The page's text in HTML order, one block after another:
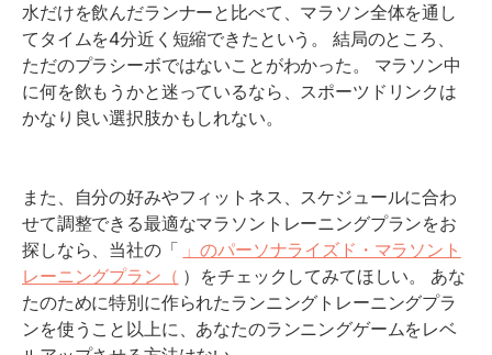
水だけを飲んだランナーと比べて、マラソン全体を通し
てタイムを4分近く短縮できたという。 結局のところ、
ただのプラシーボではないことがわかった。 マラソン中
に何を飲もうかと迷っているなら、スポーツドリンクは
かなり良い選択肢かもしれない。
また、自分の好みやフィットネス、スケジュールに合わ
せて調整できる最適なマラソントレーニングプランをお
探しなら、当社の「 」のパーソナライズド・マラソント
レーニングプラン（ ）をチェックしてみてほしい。 あな
たのために特別に作られたランニングトレーニングプラ
ンを使うこと以上に、あなたのランニングゲームをレベ